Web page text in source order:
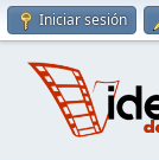
Iniciar sesión